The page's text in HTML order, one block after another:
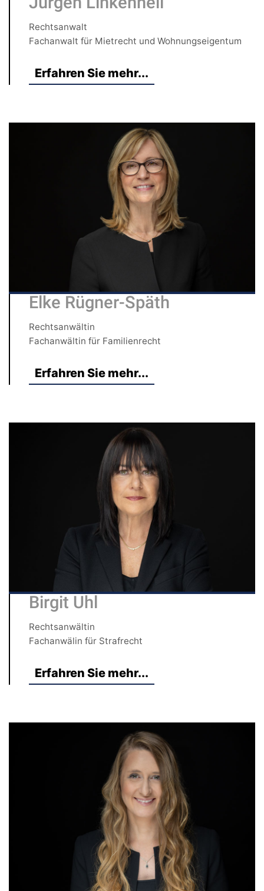
Rechtsanwalt
Fachanwalt für Mietrecht und Wohnungseigentum
Erfahren Sie mehr...
Elke Rügner-Späth
Rechtsanwältin
Fachanwältin für Familienrecht
Erfahren Sie mehr...
Birgit Uhl
Rechtsanwältin
Fachanwälin für Strafrecht
Erfahren Sie mehr...